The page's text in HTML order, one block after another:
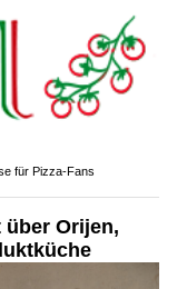
für Pizza-Fans
Orijen,